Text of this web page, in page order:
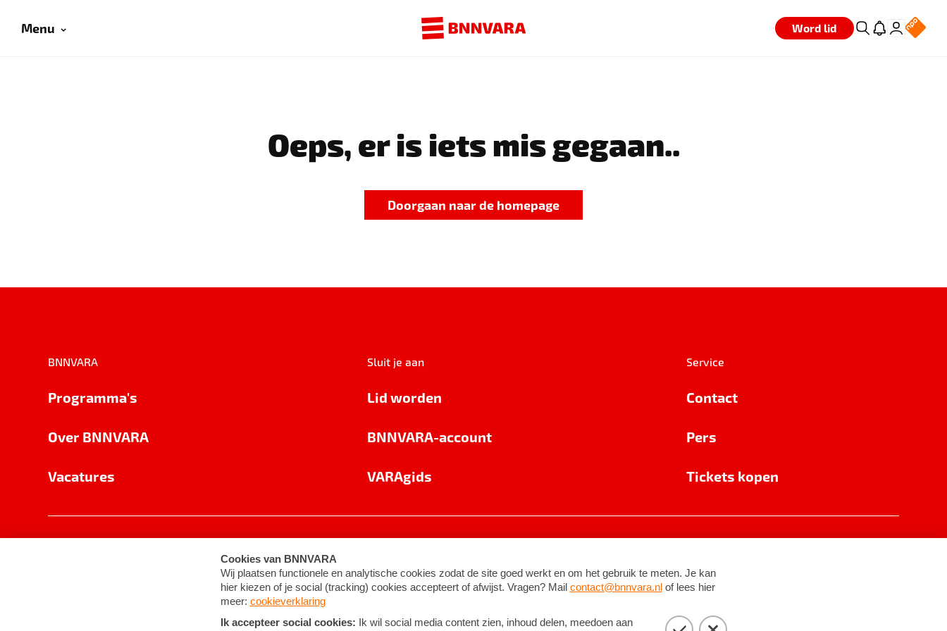
Menu Word lid
Oeps, er is iets mis gegaan..
Doorgaan naar de homepage
BNNVARA
Programma's
Over BNNVARA
Vacatures
Sluit je aan
Lid worden
BNNVARA-account
VARAgids
Service
Contact
Pers
Tickets kopen
Cookie-instellingen Algemene voorwaarden ©2026BNNVARA